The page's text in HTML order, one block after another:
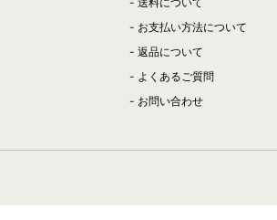
お支払い方法について
返品について
よくあるご質問
お問い合わせ